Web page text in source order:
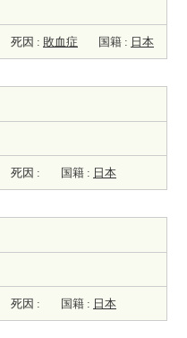
死因 : 敗血症 国籍 : 日本
死因 : 国籍 : 日本
死因 : 国籍 : 日本